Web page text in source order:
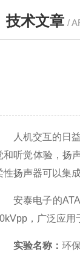
技术文章 /
机交互的日益
和听觉体验，扬
性扬声器可以集
泰电子的ATA-
，广泛应用
实验名称： 环